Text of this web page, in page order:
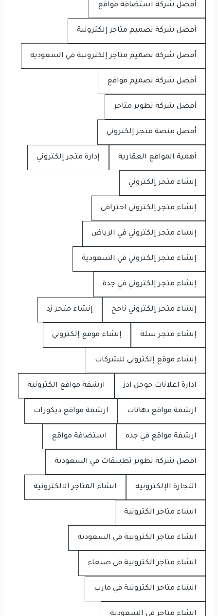
أفضل شركة استضافة مواقع
أفضل شركة تصميم متاجر إلكترونية
أفضل شركة تصميم متاجر إلكترونية في السعودية
أفضل شركة تصميم مواقع
أفضل شركة تطوير متاجر
أفضل منصة متجر إلكتروني
أهمية المواقع العقارية إدارة متجر إلكتروني
إنشاء متجر إلكتروني
إنشاء متجر إلكتروني احترافي
إنشاء متجر إلكتروني في الرياض
إنشاء متجر إلكتروني في السعودية
إنشاء متجر إلكتروني في جدة
إنشاء متجر إلكتروني ناجح إنشاء متجر زد
إنشاء متجر سلة إنشاء موقع إلكتروني
إنشاء موقع إلكتروني للشركات
ادارة اعلانات جوجل ادز ارشفة مواقع الكترونية
ارشفة مواقع دهانات ارشفة مواقع ديكورات
ارشفة مواقع في جده استضافة مواقع
افضل شركة تطوير تطبيقات في السعودية
التجارة الإلكترونية انشاء المتاجر الالكترونية
انشاء متاجر الكترونية
انشاء متاجر الكترونية في السعودية
انشاء متاجر الكترونية في صنعاء
انشاء متاجر الكترونية في مارب
انشاء متاجر في السعودية